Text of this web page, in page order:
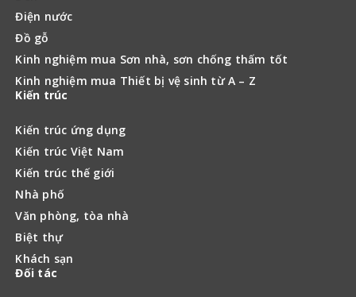
Điện nước
Đồ gỗ
Kinh nghiệm mua Sơn nhà, sơn chống thấm tốt
Kinh nghiệm mua Thiết bị vệ sinh từ A – Z
Kiến trúc
Kiến trúc ứng dụng
Kiến trúc Việt Nam
Kiến trúc thế giới
Nhà phố
Văn phòng, tòa nhà
Biệt thự
Khách sạn
Đối tác